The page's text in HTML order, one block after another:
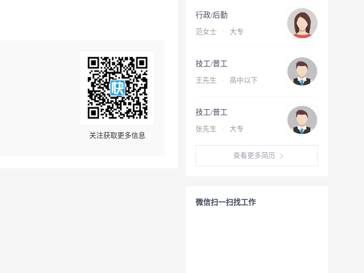
关注获取更多信息
行政/后勤
范女士 · 大专
技工/普工
王先生 · 高中以下
技工/普工
张先生 · 大专
查看更多简历
微信扫一扫找工作